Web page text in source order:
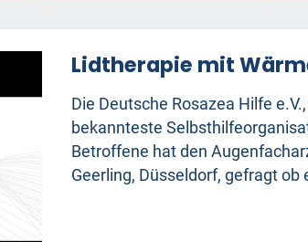
Lidtherapie mit
Die Deutsche Rosazea Hilfe
bekannteste
Betroffene hat den
Geerling, Düsseldorf, gefragt ob